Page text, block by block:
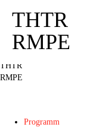
Deprecated : Die Funktion
Verwende stattdessen
/homepages/10/
THTR
RMPE
Programm
THTR
RMPE